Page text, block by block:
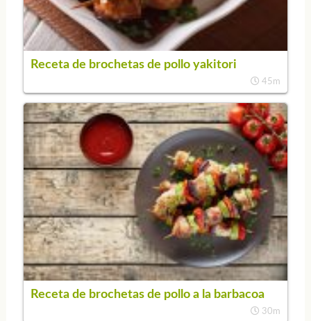
Receta de brochetas de pollo yakitori
45m
Receta de brochetas de pollo a la barbacoa
30m